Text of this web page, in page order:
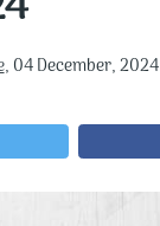
, 04 December, 2024